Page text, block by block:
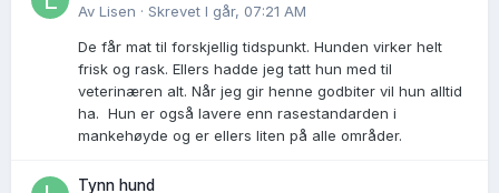
Av Lisen · Skrevet I går, 07:21 AM
De får mat til forskjellig tidspunkt. Hunden virker helt
frisk og rask. Ellers hadde jeg tatt hun med til
veterinæren alt. Når jeg gir henne godbiter vil hun alltid
ha. Hun er også lavere enn rasestandarden i
mankehøyde og er ellers liten på alle områder.
Tynn hund